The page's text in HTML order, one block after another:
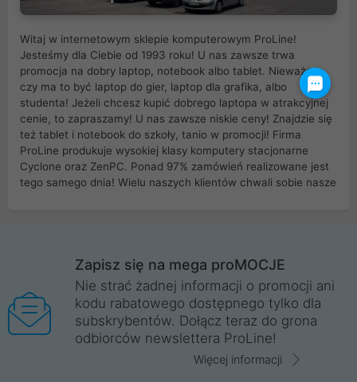
Witaj w internetowym sklepie komputerowym ProLine!
Jesteśmy dla Ciebie od 1993 roku! U nas zawsze trwa
promocja na dobry laptop, notebook albo tablet. Nieważne
czy ma to być laptop do gier, laptop dla grafika, albo
studenta! Jeżeli chcesz kupić dobrego laptopa w atrakcyjnej
cenie, to zapraszamy! U nas zawsze niskie ceny! Znajdzie się
też tablet i notebook do szkoły, tanio w promocji! Firma
ProLine produkuje wysokiej klasy komputery stacjonarne
Cyclone oraz ZenPC. Ponad 97% zamówień realizowane jest
tego samego dnia! Wielu naszych klientów chwali sobie nasze
Wrocław, Poznań, Legnica, Katowice, Gliwice, Kalisz, Bytom,
Trzebnica, Opole. Szybka i profesjonalna obsługa!
ProLine to polska firma ze 100% polskim kapitałem. Działamy
legalnie i płacimy podatki w naszym kraju! Posiadamy siedzibę
główną w Mirkowie oraz salony na terenie kraju. Cała
komunikacja ze sklepem komputerowym ProLine jest
Zapisz się na mega proMOCJE
Nie strać żadnej informacji o promocji ani
kodu rabatowego dostępnego tylko dla
subskrybentów. Dołącz teraz do grona
odbiorców newslettera ProLine!
Więcej informacji